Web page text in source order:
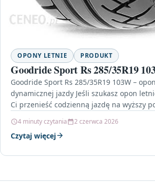
OPONY LETNIE PRODUKT
Goodride Sport Rs 285/35R19
Goodride Sport Rs 285/35R19 103W –
dynamicznej jazdy Jeśli szukasz opon
Ci przenieść codzienną jazdę na wyższy
4 minuty czytania 2 czerwca 2026
Czytaj więcej